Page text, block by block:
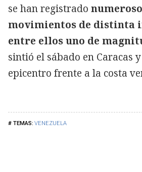
VENEZUELA
se han registrado
movimientos de distinta
entre ellos uno de
sintió el sábado en Caracas
epicentro frente a la costa